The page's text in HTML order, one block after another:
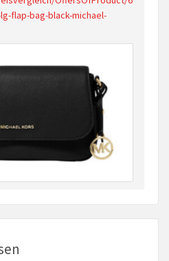
flap-bag-black-michael-